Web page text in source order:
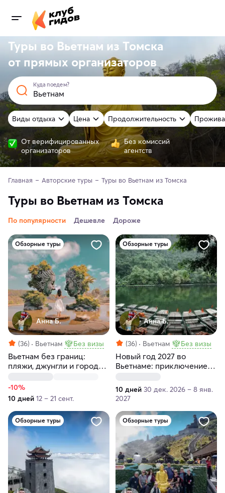
Туры во Вьетнам из Томска
от прямых организаторов
Куда поедем?
Виды отдыха Цена Продолжительность
От верифицированных
организаторов
Без комиссий
агентств
Главная Авторские туры Туры во Вьетнам из Томска
Туры во Вьетнам из Томска
По популярности Дешевле Дороже
Обзорные туры
Анна Б.
(36) Вьетнам Без визы
Вьетнам без границ:
пляжи, джунгли и города.
впечатлений
-10%
10 дней 12 – 21 сент.
Обзорные туры
Анна Б.
(36) Вьетнам Без визы
Новый год 2027 во
Вьетнаме: приключение
настоящие эмоции
10 дней 30 дек. 2026 – 8 янв.
2027
Обзорные туры Обзорные туры